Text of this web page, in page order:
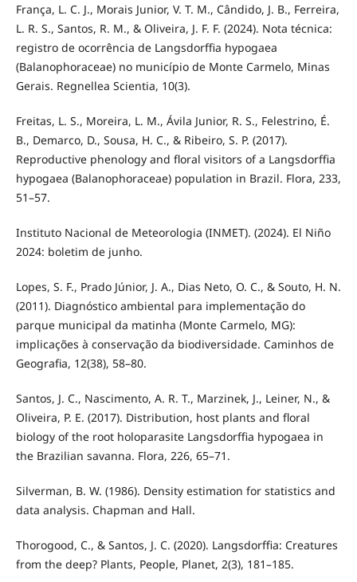
França, L. C. J., Morais Junior, V. T. M., Cândido, J. B., Ferreira,
L. R. S., Santos, R. M., & Oliveira, J. F. F. (2024). Nota técnica:
registro de ocorrência de Langsdorffia hypogaea
(Balanophoraceae) no município de Monte Carmelo, Minas
Gerais. Regnellea Scientia, 10(3).
Freitas, L. S., Moreira, L. M., Ávila Junior, R. S., Felestrino, É.
B., Demarco, D., Sousa, H. C., & Ribeiro, S. P. (2017).
Reproductive phenology and floral visitors of a Langsdorffia
hypogaea (Balanophoraceae) population in Brazil. Flora, 233,
51–57.
Instituto Nacional de Meteorologia (INMET). (2024). El Niño
2024: boletim de junho.
Lopes, S. F., Prado Júnior, J. A., Dias Neto, O. C., & Souto, H. N.
(2011). Diagnóstico ambiental para implementação do
parque municipal da matinha (Monte Carmelo, MG):
implicações à conservação da biodiversidade. Caminhos de
Geografia, 12(38), 58–80.
Santos, J. C., Nascimento, A. R. T., Marzinek, J., Leiner, N., &
Oliveira, P. E. (2017). Distribution, host plants and floral
biology of the root holoparasite Langsdorffia hypogaea in
the Brazilian savanna. Flora, 226, 65–71.
Silverman, B. W. (1986). Density estimation for statistics and
data analysis. Chapman and Hall.
Thorogood, C., & Santos, J. C. (2020). Langsdorffia: Creatures
from the deep? Plants, People, Planet, 2(3), 181–185.